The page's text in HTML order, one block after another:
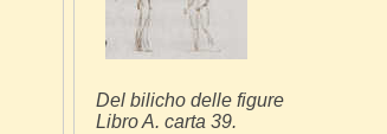
Del bilicho delle figure
Libro A. carta 39.